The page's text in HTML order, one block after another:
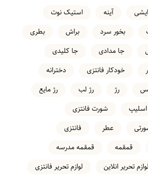
آینه
استیک نوت
بخور سرد براش
بطری
جا مدادی
جا کلیدی
خودکار فانتزی
دخترانه
رژ رژ لب
رژ مایع
شورت فانتزی
عطر
فانتزی
قمقمه
قمقمه مدرسه
لوازم تحریر انلاین
لوازم تحریر فانتزی